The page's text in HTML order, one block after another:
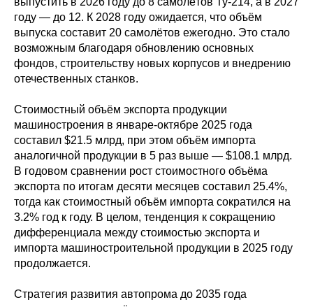
году — до 12. К 2028 году ожидается, что объём
выпуска составит 20 самолётов ежегодно. Это стало
возможным благодаря обновлению основных
фондов, строительству новых корпусов и внедрению
отечественных станков.
Стоимостный объём экспорта продукции
машиностроения в январе-октябре 2025 года
составил $21.5 млрд, при этом объём импорта
аналогичной продукции в 5 раз выше — $108.1 млрд.
В годовом сравнении рост стоимостного объёма
экспорта по итогам десяти месяцев составил 25.4%,
тогда как стоимостный объём импорта сократился на
3.2% год к году. В целом, тенденция к сокращению
дифференциала между стоимостью экспорта и
импорта машиностроительной продукции в 2025 году
продолжается.
Стратегия развития автопрома до 2035 года